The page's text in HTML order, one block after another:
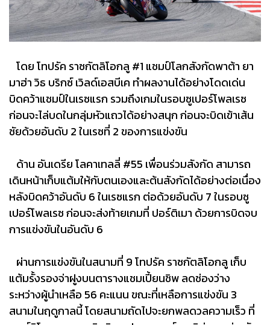
โดย โทปรัค ราซกัตลิโอกลู #1 แชมป์โลกสังกัดพาต้า ยา
มาฮ่า วิธ บริกซ์ เวิลด์เอสบีเค ทำผลงานได้อย่างโดดเด่น
บิดคว้าแชมป์ในเรซแรก รวมถึงเกมในรอบซูเปอร์โพลเรซ
ก่อนจะไล่บดในกลุ่มหัวแถวได้อย่างสนุก ก่อนจะบิดเข้าเส้น
ชัยด้วยอันดับ 2 ในเรซที่ 2 ของการแข่งขัน
ด้าน อันเดรีย โลคาเทลลี่ #55 เพื่อนร่วมสังกัด สามารถ
เดินหน้าเก็บแต้มให้กับตนเองและต้นสังกัดได้อย่างต่อเนื่อง
หลังบิดคว้าอันดับ 6 ในเรซแรก ต่อด้วยอันดับ 7 ในรอบซู
เปอร์โพลเรซ ก่อนจะส่งท้ายเกมที่ ปอร์ติเมา ด้วยการบิดจบ
การแข่งขันในอันดับ 6
ผ่านการแข่งขันในสนามที่ 9 โทปรัค ราซกัตลิโอกลู เก็บ
แต้มรั้งรองจ่าฝูงบนตารางแชมเปี้ยนชิพ ลดช่องว่าง
ระหว่างผู้นำเหลือ 56 คะแนน ขณะที่เหลือการแข่งขัน 3
สนามในฤดูกาลนี้ โดยสนามถัดไปจะยกพลดวลความเร็ว ที่